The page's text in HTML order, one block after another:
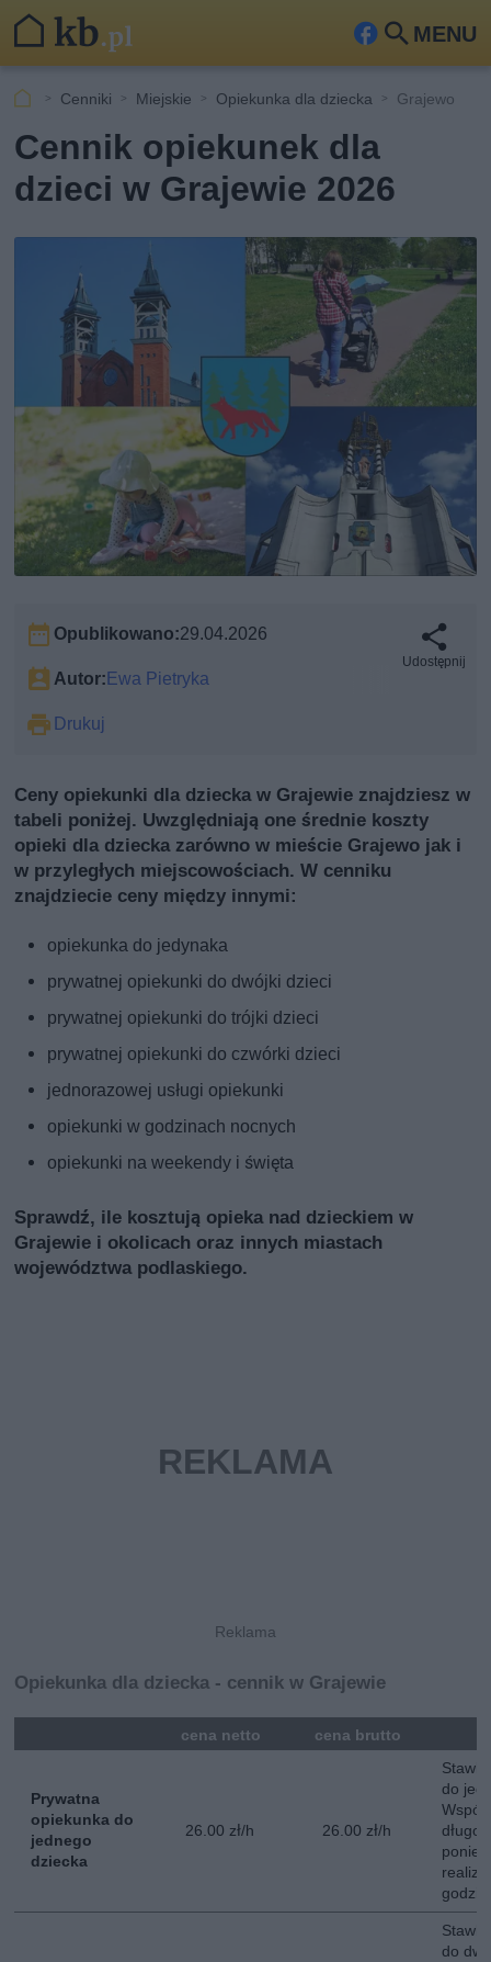
MENU
Fa
ook
Szu
kaj
Cenniki Miejskie Opiekunka dla dziecka Grajewo
Cennik opiekunek dla
dzieci w Grajewie 2026
Opublikowano:29.04.2026
Autor: Ewa Pietryka
Drukuj
Udostępnij
Ceny opiekunki dla dziecka w Grajewie znajdziesz w
tabeli poniżej. Uwzględniają one średnie koszty
opieki dla dziecka zarówno w mieście Grajewo jak i
w przyległych miejscowościach. W cenniku
znajdziecie ceny między innymi:
opiekunka do jedynaka
prywatnej opiekunki do dwójki dzieci
prywatnej opiekunki do trójki dzieci
prywatnej opiekunki do czwórki dzieci
jednorazowej usługi opiekunki
opiekunki w godzinach nocnych
opiekunki na weekendy i święta
Sprawdź, ile kosztują opieka nad dzieckiem w
Grajewie i okolicach oraz innych miastach
województwa podlaskiego.
Opiekunka dla dziecka - cennik w Grajewie
cena netto cena brutto
Prywatna
opiekunka do
jednego
dziecka
26.00 zł/h 26.00 zł/h
do
do